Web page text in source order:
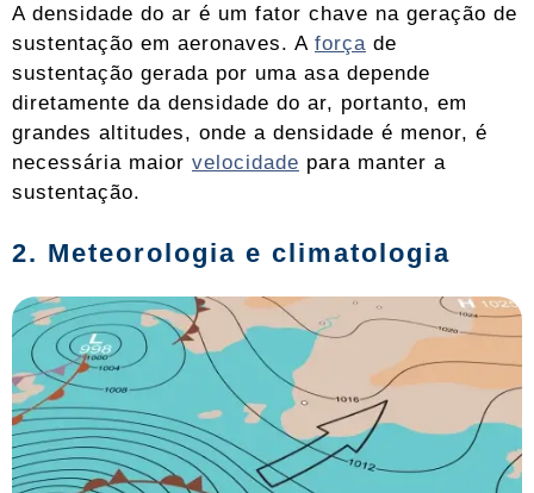
A densidade do ar é um fator chave na geração de
sustentação em aeronaves. A força de
sustentação gerada por uma asa depende
diretamente da densidade do ar, portanto, em
grandes altitudes, onde a densidade é menor, é
necessária maior velocidade para manter a
sustentação.
2. Meteorologia e climatologia